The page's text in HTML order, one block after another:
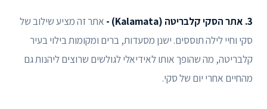
3. אתר הסקי קלבריטה (Kalamata) -
אתר זה מציע שילוב של
סקי וחיי לילה תוססים. ישנן מסעדות, ברים ומקומות בילוי בעיר
קלבריטה, מה שהופך אותו לאידיאלי לגולשים שרוצים ליהנות גם
מהחיים אחרי יום של סקי.